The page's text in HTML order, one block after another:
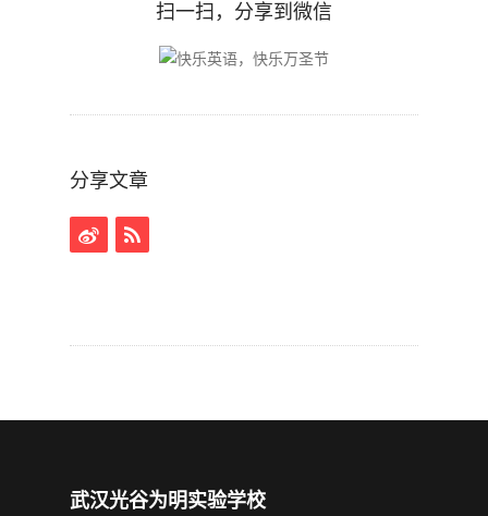
扫一扫，分享到微信
分享文章
武汉光谷为明实验学校